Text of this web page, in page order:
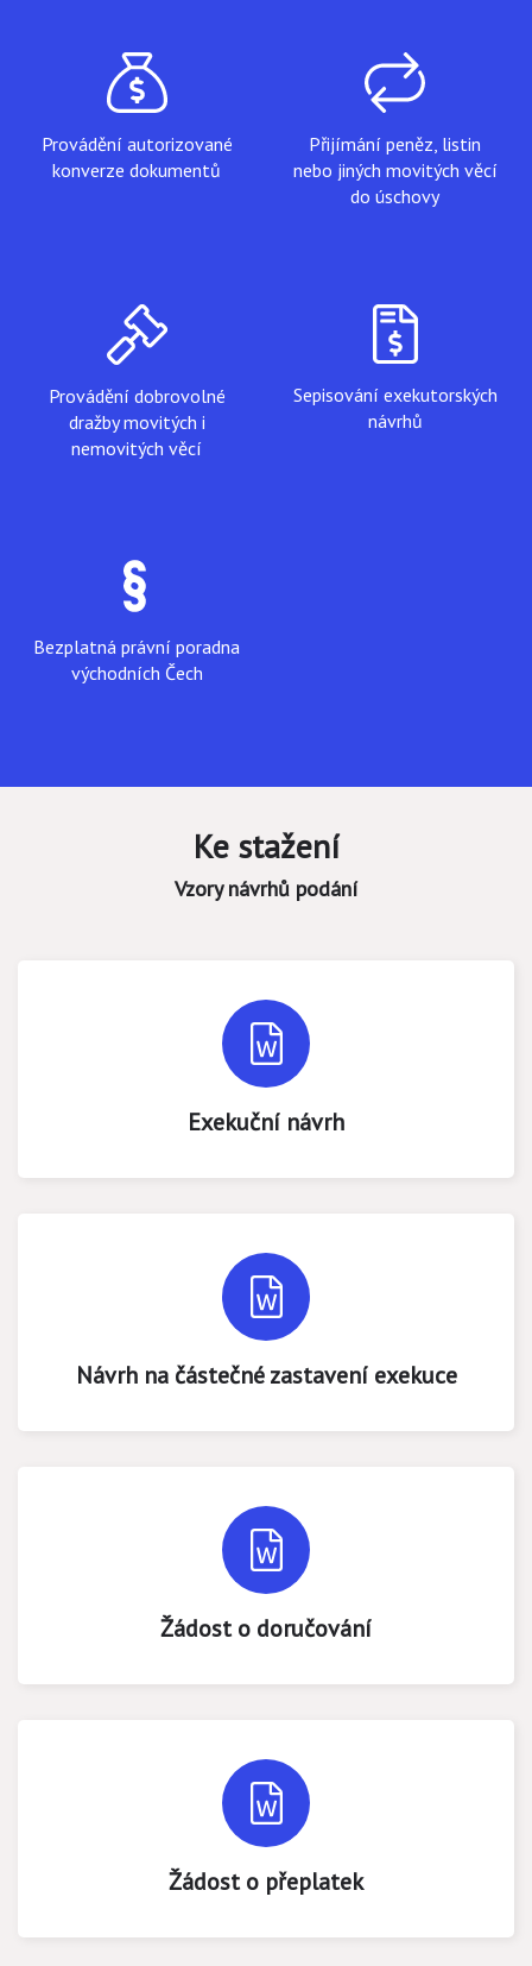
Provádění autorizované
konverze dokumentů
Přijímání peněz, listin
nebo jiných movitých věcí
do úschovy
Provádění dobrovolné
dražby movitých i
nemovitých věcí
Sepisování exekutorských
návrhů
Bezplatná právní poradna
východních Čech
Ke stažení
Vzory návrhů podání
Exekuční návrh
Návrh na částečné zastavení exekuce
Žádost o doručování
Žádost o přeplatek